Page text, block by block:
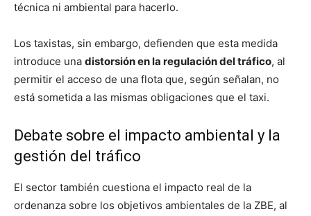
técnica ni ambiental para hacerlo.
Los taxistas, sin embargo, defienden que esta medida
introduce una distorsión en la regulación del tráfico, al
permitir el acceso de una flota que, según señalan, no
está sometida a las mismas obligaciones que el taxi.
Debate sobre el impacto ambiental y la
gestión del tráfico
El sector también cuestiona el impacto real de la
ordenanza sobre los objetivos ambientales de la ZBE, al